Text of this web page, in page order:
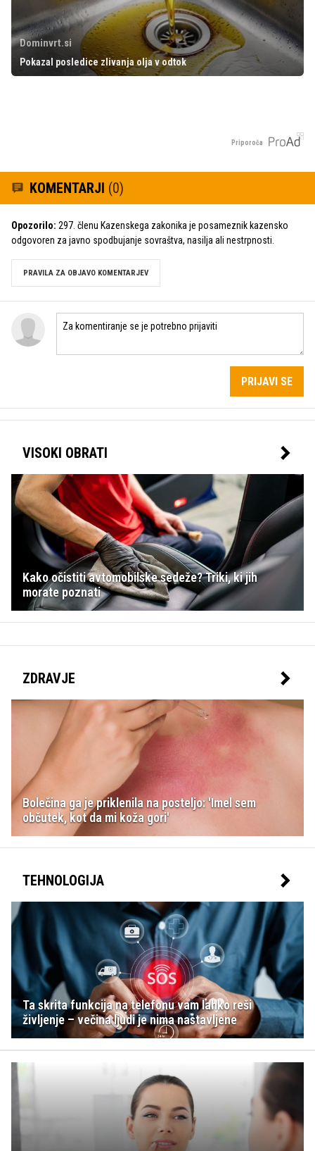
Dominvrt.si
Pokazal posledice zlivanja olja v odtok
Priporoča
KOMENTARJI (0)
Opozorilo: 297. členu Kazenskega zakonika je posameznik kazensko
odgovoren za javno spodbujanje sovraštva, nasilja ali nestrpnosti.
PRAVILA ZA OBJAVO KOMENTARJEV
PRIJAVI SE
VISOKI OBRATI
Kako očistiti avtomobilske sedeže? Triki, ki jih
morate poznati
ZDRAVJE
Bolečina ga je priklenila na posteljo: 'Imel sem
občutek, kot da mi koža gori'
TEHNOLOGIJA
Ta skrita funkcija na telefonu vam lahko reši
življenje – večina ljudi je nima nastavljene